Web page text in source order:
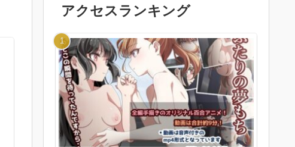
アクセスランキング